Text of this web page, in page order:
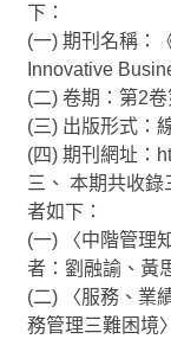
企業徵才資訊
校友會
樂齡大學
全民勞教e網「
學習型城市計畫
創新創業中心 (
下：
(一) 期刊名稱：
Innovative
(二) 卷期：第2
(三) 出版形式：
(四) 期刊網址：
三、 本期共收
者如下：
(一) 〈中階管理
者：劉融諭、黃
(二) 〈服務、業
務管理三難困境